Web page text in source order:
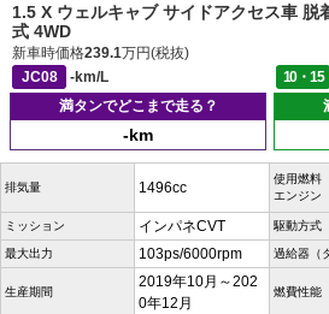
1.5 X ウェルキャブ サイドアクセス車 脱
式 4WD
新車時価格239.1万円(税抜)
JC08
-km/L 10・15
満タンでどこまで走る？
-km
排気量 1496cc
使用燃料
エンジン
ミッション インパネCVT 駆動方式
最大出力 103ps/6000rpm 過給器（
生産期間
2019年10月～202
0年12月
燃費性能